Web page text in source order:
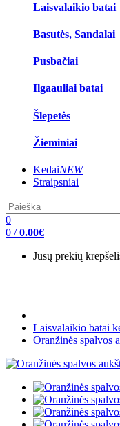
Laisvalaikio batai
Basutės, Sandalai
Pusbačiai
Ilgaauliai batai
Šlepetės
Žieminiai
KedaiNEW
Straipsniai
0
0 / 0.00€
Jūsų prekių
Laisvalaikio batai
Oranžinės spalvos